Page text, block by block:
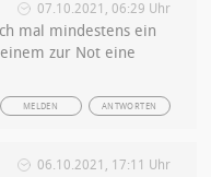
07.10.2021, 06:29 Uhr
mal mindestens ein
zur Not eine
ANTWORTEN
MELDEN
06.10.2021, 17:11 Uhr